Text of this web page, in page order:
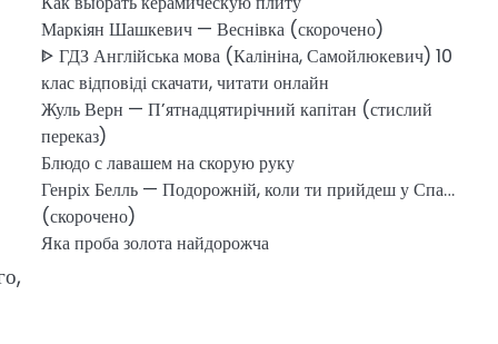
Маркіян Шашкевич — Веснівка (скорочено)
ᐈ ГДЗ Англійська мова (Калініна, Самойлюкевич) 10
клас відповіді скачати, читати онлайн
Жуль Верн — П’ятнадцятирічний капітан (стислий
переказ)
Блюдо с лавашем на скорую руку
Генріх Белль — Подорожній, коли ти прийдеш у Спа…
(скорочено)
Яка проба золота найдорожча